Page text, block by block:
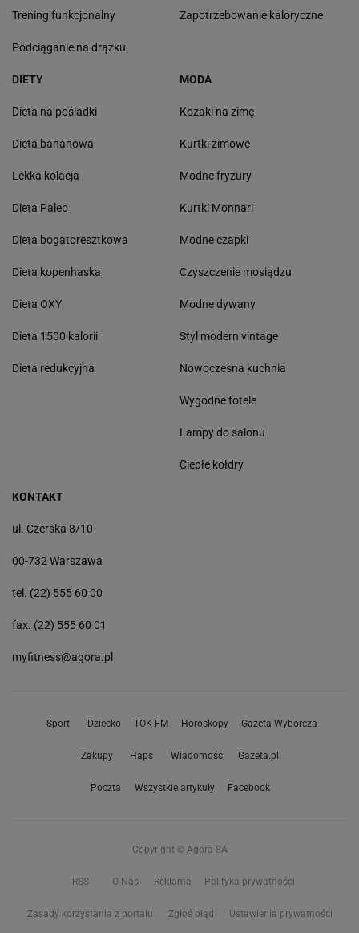
Trening funkcjonalny
Podciąganie na drążku
Zapotrzebowanie kaloryczne
DIETY
Dieta na pośladki
Dieta bananowa
Lekka kolacja
Dieta Paleo
Dieta bogatoresztkowa
Dieta kopenhaska
Dieta OXY
Dieta 1500 kalorii
Dieta redukcyjna
MODA
Kozaki na zimę
Kurtki zimowe
Modne fryzury
Kurtki Monnari
Modne czapki
Czyszczenie mosiądzu
Modne dywany
Styl modern vintage
Nowoczesna kuchnia
Wygodne fotele
Lampy do salonu
Ciepłe kołdry
KONTAKT
ul. Czerska 8/10
00-732 Warszawa
tel. (22) 555 60 00
fax. (22) 555 60 01
myfitness@agora.pl
Sport Dziecko TOK FM Horoskopy Gazeta Wyborcza
Zakupy Haps Wiadomości Gazeta.pl
Poczta Wszystkie artykuły Facebook
Copyright © Agora SA
RSS O Nas Reklama Polityka prywatności
Zasady korzystania z portalu Zgłoś błąd Ustawienia prywatności